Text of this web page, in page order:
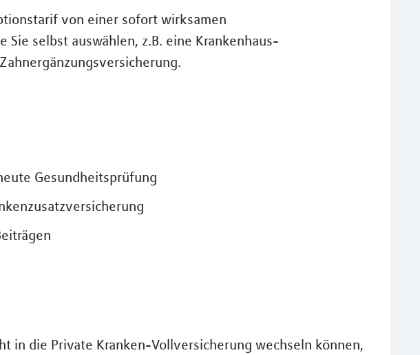
von einer sofort wirksamen
Sie selbst auswählen, z.B. eine Krankenhaus-
Gesundheitsprüfung
in die Private Kranken-Vollversicherung wechseln können,